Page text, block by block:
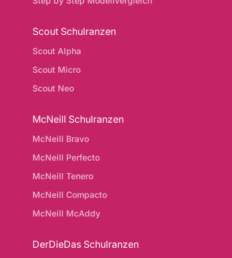
Scout Schulranzen
Scout Alpha
Scout Micro
Scout Neo
McNeill Schulranzen
McNeill Bravo
McNeill Perfecto
McNeill Tenero
McNeill Compacto
McNeill McAddy
DerDieDas Schulranzen